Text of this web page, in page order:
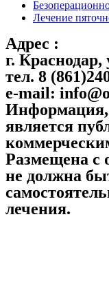
Лечение
Адрес :
г.
тел. 8
e-mail:
Информация,
является
Размещена с
не должна
лечения.